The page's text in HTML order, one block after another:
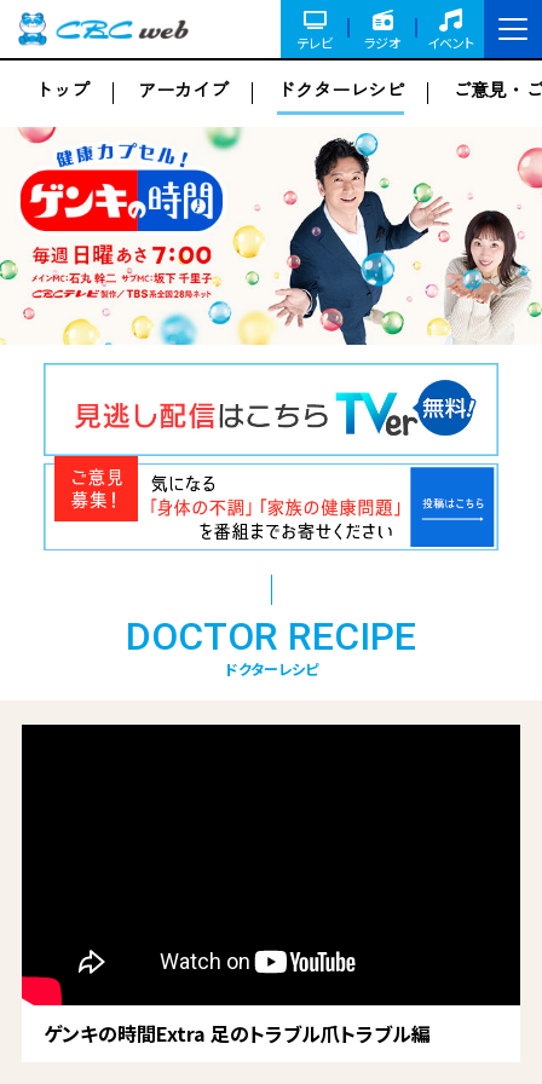
テレビ ラジオ イベント
トップ アーカイブ ドクターレシピ ご意見・
DOCTOR RECIPE
ドクターレシピ
ゲンキの時間Extra 足のトラブル爪トラブル編